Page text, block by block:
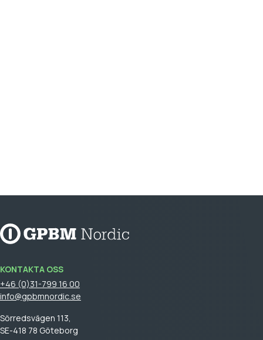
KONTAKTA OSS
+46 (0)31-799 16 00
info@gpbmnordic.se
Sörredsvägen 113,
SE-418 78 Göteborg